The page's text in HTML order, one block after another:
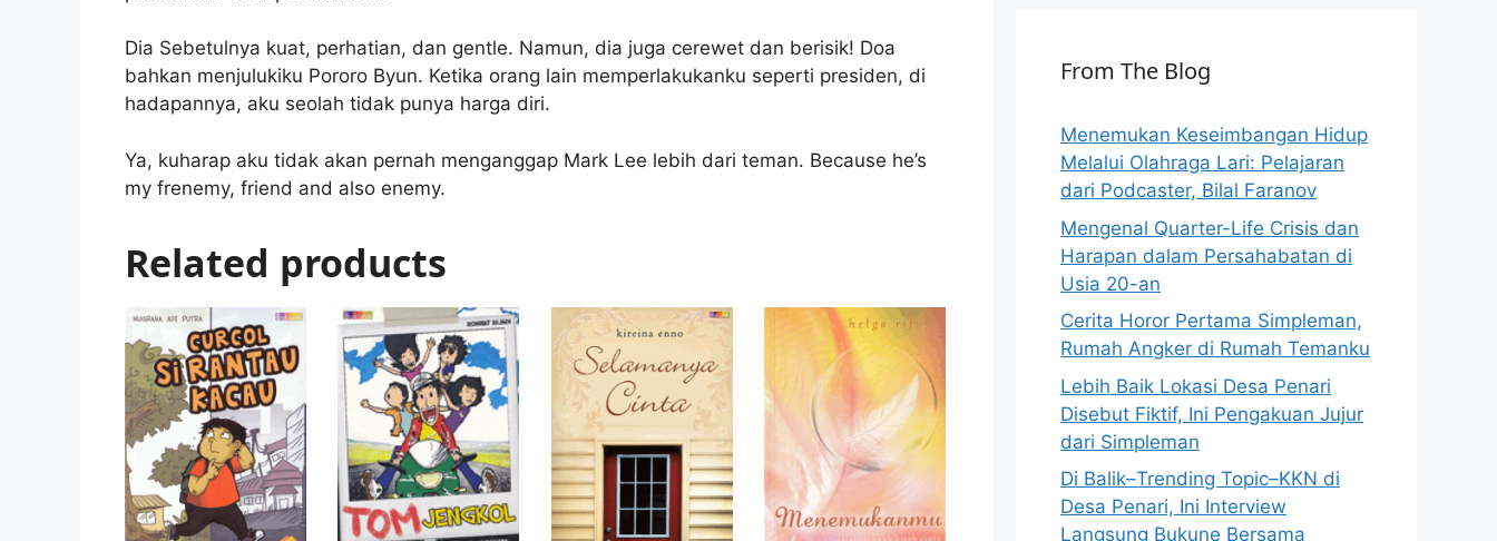
Dia Sebetulnya kuat, perhatian, dan gentle. Namun, dia juga cerewet dan berisik! Doa
bahkan menjulukiku Pororo Byun. Ketika orang lain memperlakukanku seperti presiden, di
hadapannya, aku seolah tidak punya harga diri.
Ya, kuharap aku tidak akan pernah menganggap Mark Lee lebih dari teman. Because he’s
my frenemy, friend and also enemy.
Related products
From The Blog
Menemukan Keseimbangan Hidup
Melalui Olahraga Lari: Pelajaran
dari Podcaster, Bilal Faranov
Mengenal Quarter-Life Crisis dan
Harapan dalam Persahabatan di
Usia 20-an
Cerita Horor Pertama Simpleman,
Rumah Angker di Rumah Temanku
Lebih Baik Lokasi Desa Penari
Disebut Fiktif, Ini Pengakuan Jujur
dari Simpleman
Di Balik–Trending Topic–KKN di
Desa Penari, Ini Interview
Langsung Bukune Bersama